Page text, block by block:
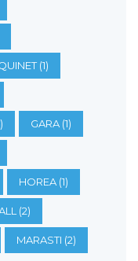
(1)
GARA (1)
HOREA (1)
(2)
MARASTI (2)